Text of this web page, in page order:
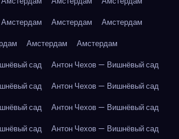
Амстердам Амстердам
Амстердам
Амстердам
Амстердам
сад
Антон Чехов — Вишнёвый сад
сад
Антон Чехов — Вишнёвый сад
сад
Антон Чехов — Вишнёвый сад
сад
Антон Чехов — Вишнёвый сад